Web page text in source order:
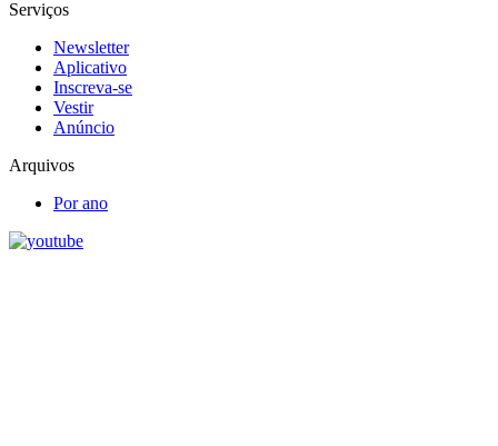
Serviços
Newsletter
Aplicativo
Inscreva-se
Vestir
Anúncio
Arquivos
Por ano